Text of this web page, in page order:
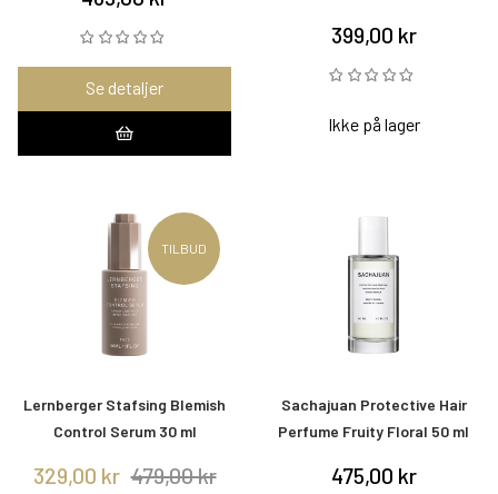
Se detaljer
399,00 kr
Ikke på lager
TILBUD
Lernberger Stafsing Blemish
Control Serum 30 ml
329,00 kr 479,00 kr
Sachajuan Protective Hair
Perfume Fruity Floral 50 ml
475,00 kr